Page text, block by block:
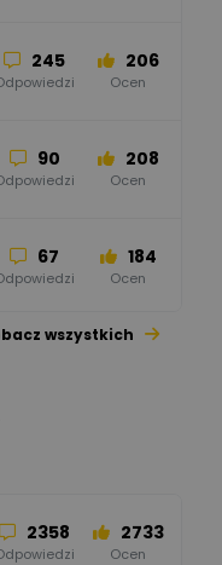
245 206
Ocen
90 208
Ocen
67 184
Ocen
47 67
wszystkich
2358 2733
Ocen